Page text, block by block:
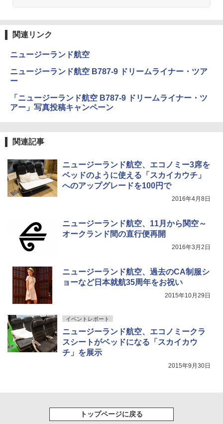
A26 地球の歩き方 チェコ ポーランド スロヴ
パ
￥2,277
￥1,540
ENDLESS BASE 《めざましテレビで紹介》
テント ワンタッチ RENEW 幅200 2-3人用 43
500002(89232)
￥9,990
[キャンパーズコレクション 山善] 傘みたいに
広げるだけ パッとサッとテント キューブワ
ッシュ 4人用 簡単設置 ポップアップテント P
ATCW-150B エクルベージュ
GRANDOOR ステンレス保冷剤 2個セット 2
026リニューアル 急速冷凍 空間倍増 衛生的
￥2,980
ア/オフィス/教育現場/展示会用 緑
￥1,180
ゴムボート 空気入れ 空気抜き 自動停止 過熱
保護 日光可読lcd 7種類ノズル付き
関連リンク
ニュージーランド航空
ニュージーランド航空 B787-9 ドリームライナー・ツア
ー
「ニュージーランド航空 B787-9 ドリームライナー・ツ
アー」写真投稿キャンペーン
関連記事
ニュージーランド航空、エコノミー3席を
ベッドのように使える「スカイカウチ」
へのアップグレードを100円で
2016年4月8日
ニュージーランド航空、11月から関空～
オークランド間の直行便再開
2016年3月2日
ニュージーランド航空、過去のCA制服シ
ョーなど日本就航35周年をお祝い
2015年10月29日
イベントレポート
ニュージーランド航空、エコノミークラ
スシートがベッドになる「スカイカウ
チ」を展示
2015年9月30日
トップページに戻る